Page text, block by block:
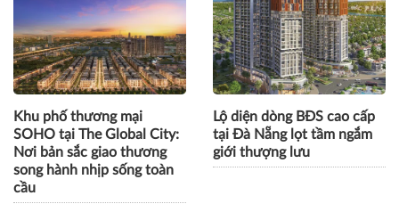
Khu phố thương mại
SOHO tại The Global City:
Nơi bản sắc giao thương
song hành nhịp sống toàn
cầu
Lộ diện dòng BĐS cao cấp
tại Đà Nẵng lọt tầm ngắm
giới thượng lưu